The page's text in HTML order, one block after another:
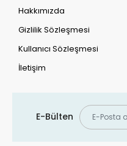
Hakkımızda
Gizlilik Sözleşmesi
Kullanıcı Sözleşmesi
İletişim
E-Bülten